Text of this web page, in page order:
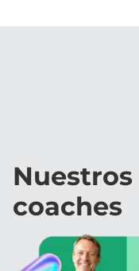
Nuestros
coaches